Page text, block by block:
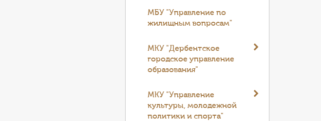
МБУ "Управление по
жилищным вопросам"
МКУ "Дербентское
городское управление
образования"
МКУ "Управление
культуры, молодежной
политики и спорта"